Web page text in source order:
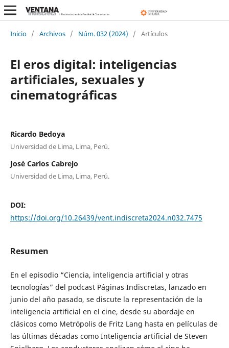
Inicio / Archivos / Núm. 032 (2024) / Artículos
El eros digital: inteligencias
artificiales, sexuales y
cinematográficas
Ricardo Bedoya
Universidad de Lima, Lima, Perú.
José Carlos Cabrejo
Universidad de Lima, Lima, Perú.
DOI:
https://doi.org/10.26439/vent.indiscreta2024.n032.7475
Resumen
En el episodio “Ciencia, inteligencia artificial y otras
tecnologías” del podcast Páginas Indiscretas, lanzado en
junio del año pasado, se discute la representación de la
inteligencia artificial en el cine, desde su abordaje en
clásicos como Metrópolis de Fritz Lang hasta en películas de
las últimas décadas como Inteligencia artificial de Steven